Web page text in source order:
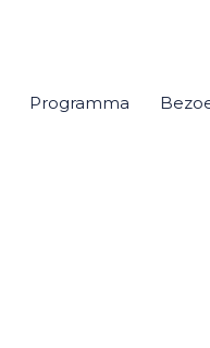
Programma